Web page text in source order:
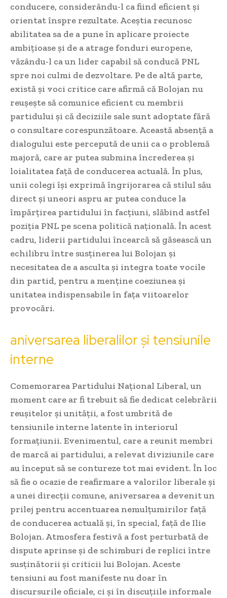
conducere, considerându-l ca fiind eficient și
orientat înspre rezultate. Aceștia recunosc
abilitatea sa de a pune în aplicare proiecte
ambițioase și de a atrage fonduri europene,
văzându-l ca un lider capabil să conducă PNL
spre noi culmi de dezvoltare. Pe de altă parte,
există și voci critice care afirmă că Bolojan nu
reușește să comunice eficient cu membrii
partidului și că deciziile sale sunt adoptate fără
o consultare corespunzătoare. Această absență a
dialogului este percepută de unii ca o problemă
majoră, care ar putea submina încrederea și
loialitatea față de conducerea actuală. În plus,
unii colegi își exprimă îngrijorarea că stilul său
direct și uneori aspru ar putea conduce la
împărțirea partidului în facțiuni, slăbind astfel
poziția PNL pe scena politică națională. În acest
cadru, liderii partidului încearcă să găsească un
echilibru între susținerea lui Bolojan și
necesitatea de a asculta și integra toate vocile
din partid, pentru a menține coeziunea și
unitatea indispensabile în fața viitoarelor
provocări.
aniversarea liberalilor și tensiunile
interne
Comemorarea Partidului Național Liberal, un
moment care ar fi trebuit să fie dedicat celebrării
reușitelor și unității, a fost umbrită de
tensiunile interne latente în interiorul
formațiunii. Evenimentul, care a reunit membri
de marcă ai partidului, a relevat diviziunile care
au început să se contureze tot mai evident. În loc
să fie o ocazie de reafirmare a valorilor liberale și
a unei direcții comune, aniversarea a devenit un
prilej pentru accentuarea nemulțumirilor față
de conducerea actuală și, în special, față de Ilie
Bolojan. Atmosfera festivă a fost perturbată de
dispute aprinse și de schimburi de replici între
susținătorii și criticii lui Bolojan. Aceste
tensiuni au fost manifeste nu doar în
discursurile oficiale, ci și în discuțiile informale